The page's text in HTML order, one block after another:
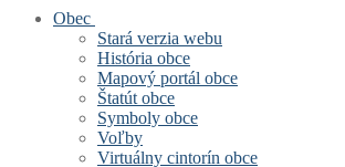
Obec
Stará verzia webu
História obce
Mapový portál obce
Štatút obce
Symboly obce
Voľby
Virtuálny cintorín obce